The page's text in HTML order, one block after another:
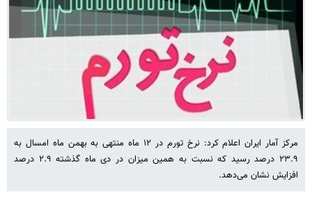
مرکز آمار ایران اعلام کرد: نرخ تورم در ۱۲ ماه منتهی به بهمن ماه امسال به
۲۳.۹ درصد رسید که نسبت به همین میزان در دی ماه گذشته ۲.۹ درصد
افزایش نشان می‌دهد.